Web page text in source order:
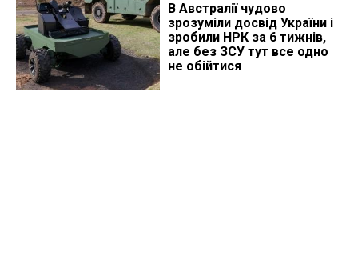
В Австралії чудово
зрозуміли досвід України і
зробили НРК за 6 тижнів,
але без ЗСУ тут все одно
не обійтися